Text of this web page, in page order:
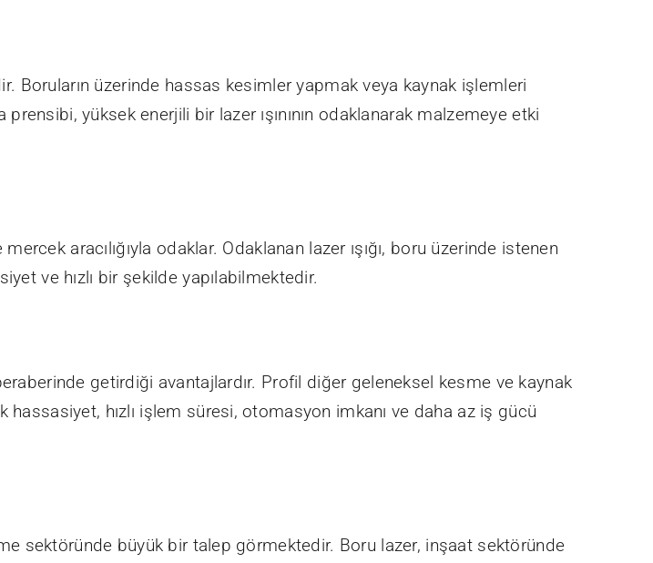
Boruların üzerinde hassas kesimler yapmak veya kaynak işlemleri
yüksek enerjili bir lazer ışınının odaklanarak malzemeye etki
aracılığıyla odaklar. Odaklanan lazer ışığı, boru üzerinde istenen
ve hızlı bir şekilde yapılabilmektedir.
getirdiği avantajlardır. Profil diğer geleneksel kesme ve kaynak
hızlı işlem süresi, otomasyon imkanı ve daha az iş gücü
sektöründe büyük bir talep görmektedir. Boru lazer, inşaat sektöründe